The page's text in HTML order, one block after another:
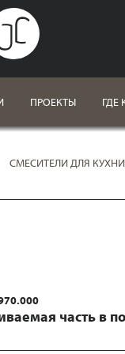
ПРОЕКТЫ ГДЕ
СМЕСИТЕЛИ ДЛЯ КУХНИ
часть в